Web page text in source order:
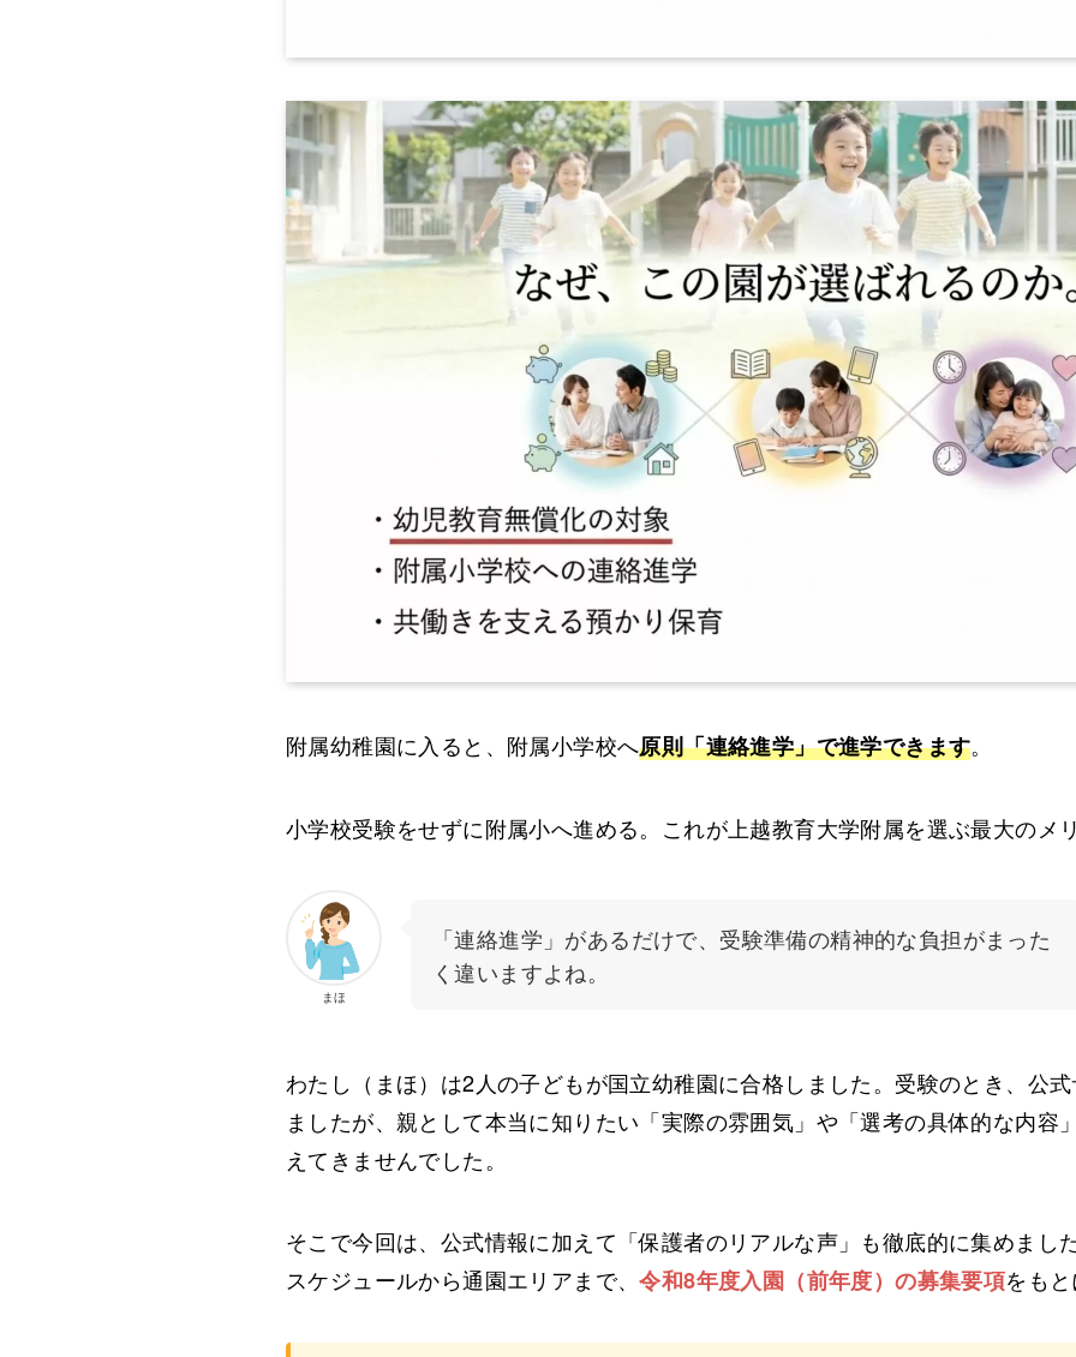
附属幼稚園に入ると、附属小学校へ原則「連絡進学」で進学できます。
小学校受験をせずに附属小へ進める。これが上越教育大学附属を選ぶ最大のメリ
まほ
「連絡進学」があるだけで、受験準備の精神的な負担がまった
く違いますよね。
わたし（まほ）は2人の子どもが国立幼稚園に合格しました。受験のとき、公
ましたが、親として本当に知りたい「実際の雰囲気」や「選考の具体的な内容
えてきませんでした。
そこで今回は、公式情報に加えて「保護者のリアルな声」も徹底的に集めまし
スケジュールから通園エリアまで、令和8年度入園（前年度）の募集要項をも